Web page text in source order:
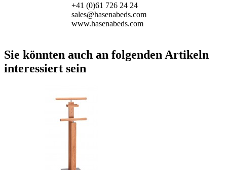
+41 (0)61 726 24 24
sales@hasenabeds.com
www.hasenabeds.com
Sie könnten auch an folgenden Artikeln
interessiert sein